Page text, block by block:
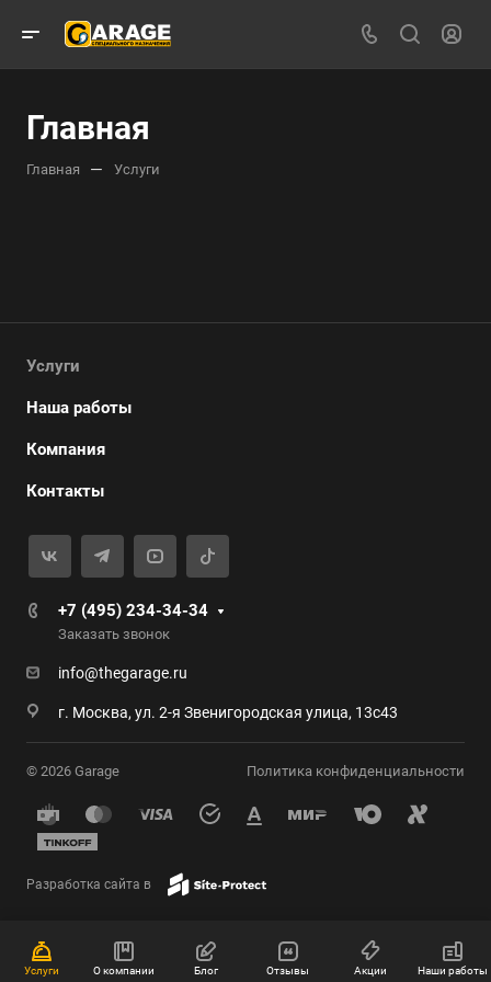
Главная
Главная — Услуги
Услуги
Наша работы
Компания
Контакты
+7 (495) 234-34-34
Заказать звонок
info@thegarage.ru
г. Москва, ул. 2-я Звенигородская улица, 13с43
© 2026 Garage Политика конфиденциальности
Разработка сайта в
Услуги О компании Блог Отзывы Акции Наши работы